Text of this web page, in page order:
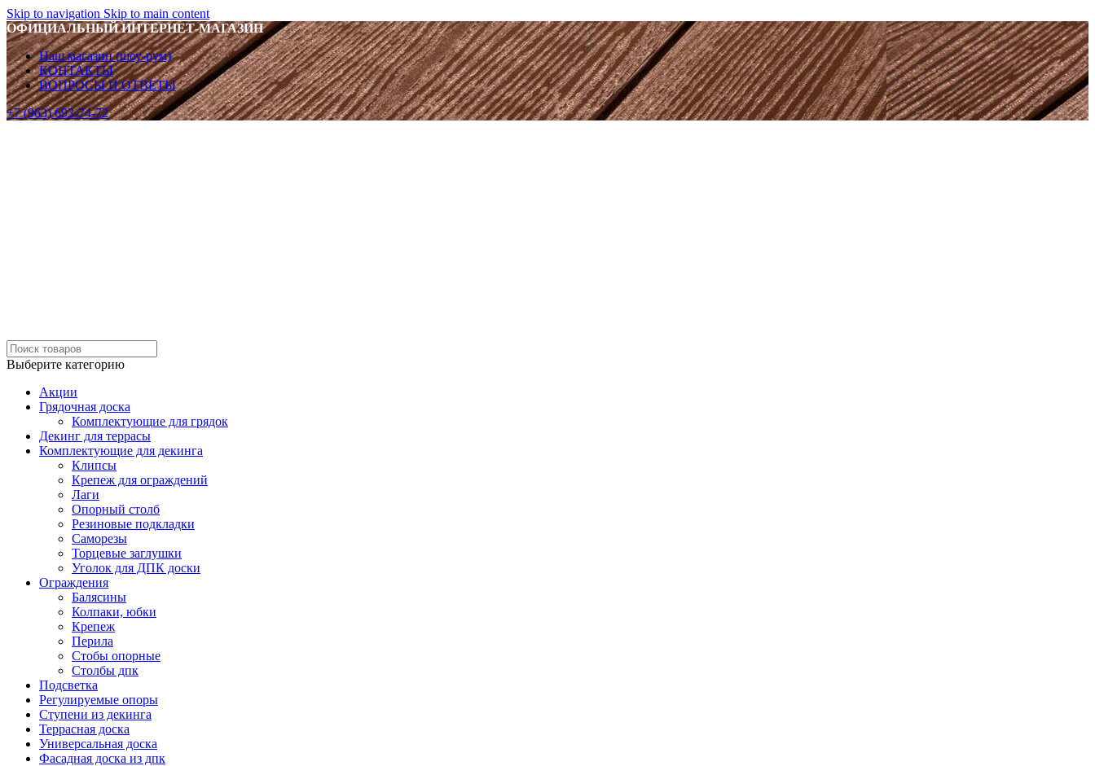
Skip to navigation Skip to main content
ОФИЦИАЛЬНЫЙ ИНТЕРНЕТ-МАГАЗИН
Наш магазин (шоу-рум)
КОНТАКТЫ
ВОПРОСЫ И ОТВЕТЫ
+7 (963) 693-74-72
Выберите категорию
Акции
Грядочная доска
Комплектующие для грядок
Декинг для террасы
Комплектующие для декинга
Клипсы
Крепеж для ограждений
Лаги
Опорный столб
Резиновые подкладки
Саморезы
Торцевые заглушки
Уголок для ДПК доски
Ограждения
Балясины
Колпаки, юбки
Крепеж
Перила
Стобы опорные
Столбы дпк
Подсветка
Регулируемые опоры
Ступени из декинга
Террасная доска
Универсальная доска
Фасадная доска из дпк